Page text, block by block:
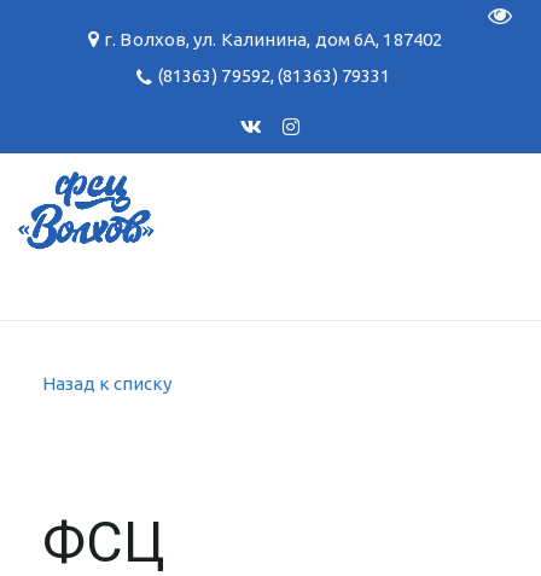
г. Волхов,ул. Калинина, дом 6А, 187402
(81363) 79592,(81363) 79331
Назад к списку
ФСЦ